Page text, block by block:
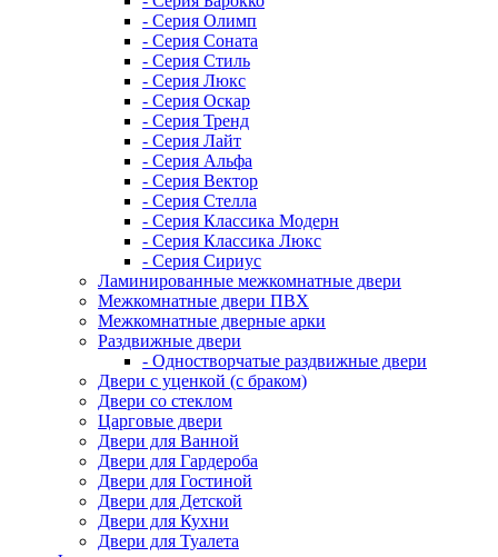
- Серия Олимп
- Серия Соната
- Серия Стиль
- Серия Люкс
- Серия Оскар
- Серия Тренд
- Серия Лайт
- Серия Альфа
- Серия Вектор
- Серия Стелла
- Серия Классика Модерн
- Серия Классика Люкс
- Серия Сириус
Ламинированные межкомнатные двери
Межкомнатные двери ПВХ
Межкомнатные дверные арки
Раздвижные двери
- Одностворчатые раздвижные двери
Двери с уценкой (с браком)
Двери со стеклом
Царговые двери
Двери для Ванной
Двери для Гардероба
Двери для Гостиной
Двери для Детской
Двери для Кухни
Двери для Туалета